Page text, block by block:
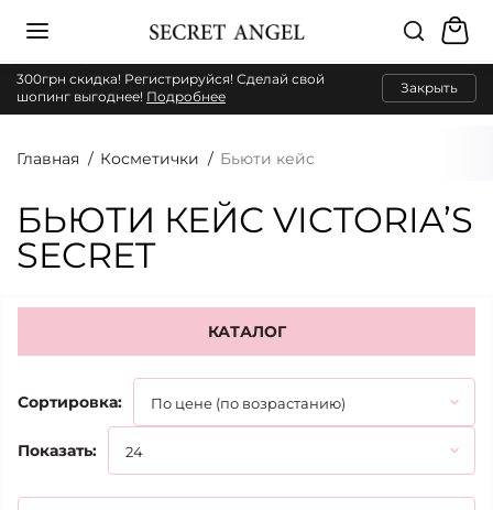
300грн скидка! Регистрируйся! Сделай свой
шопинг выгоднее! Подробнее
Закрыть
Главная Косметички Бьюти кейс
БЬЮТИ КЕЙС VICTORIA’S
SECRET
КАТАЛОГ
Сортировка:
Показать: